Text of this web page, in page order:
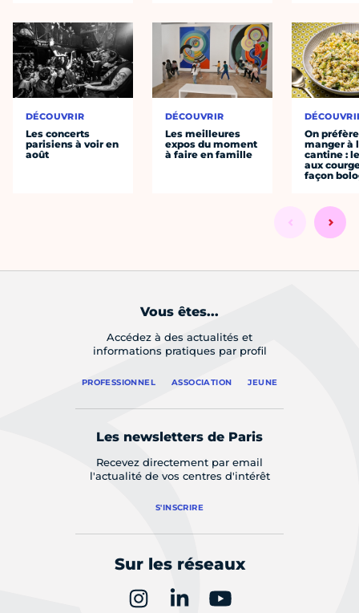
DÉCOUVRIR
Les concerts
parisiens à voir en
août
DÉCOUVRIR
Les meilleures
expos du moment
à faire en famille
On préfère
manger à
cantine :
aux
façon
Vous êtes...
Accédez à des actualités et
informations pratiques par profil
PROFESSIONNEL ASSOCIATION JEUNE
Les newsletters de Paris
Recevez directement par email
l'actualité de vos centres d'intérêt
S'INSCRIRE
Sur les réseaux